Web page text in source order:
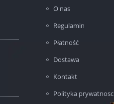
O nas
Regulamin
Płatność
Dostawa
Kontakt
Polityka